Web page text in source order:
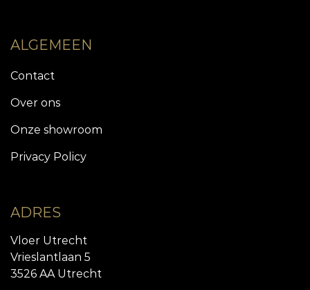
ALGEMEEN
Contact
Over ons
Onze showroom
Privacy Policy
ADRES
Vloer Utrecht
Vrieslantlaan 5
3526 AA Utrecht